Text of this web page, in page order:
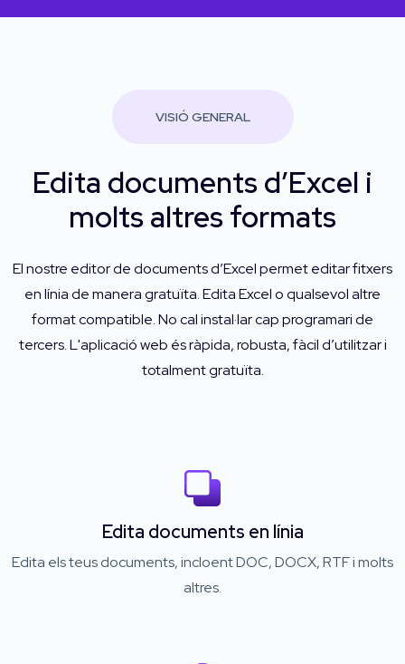
VISIÓ GENERAL
Edita documents d’Excel i
molts altres formats
El nostre editor de documents d’Excel permet editar fitxers
en línia de manera gratuïta. Edita Excel o qualsevol altre
format compatible. No cal instal·lar cap programari de
tercers. L'aplicació web és ràpida, robusta, fàcil d’utilitzar i
totalment gratuïta.
Edita documents en línia
Edita els teus documents, incloent DOC, DOCX, RTF i molts
altres.